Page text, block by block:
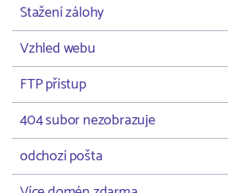
Stažení zálohy
Vzhled webu
FTP přístup
404 subor nezobrazuje
odchozí pošta